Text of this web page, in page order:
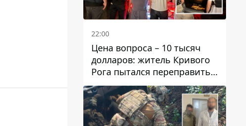
22:00
Цена вопроса – 10 тысяч
долларов: житель Кривого
Рога пытался переправить
мужчину в Словакию